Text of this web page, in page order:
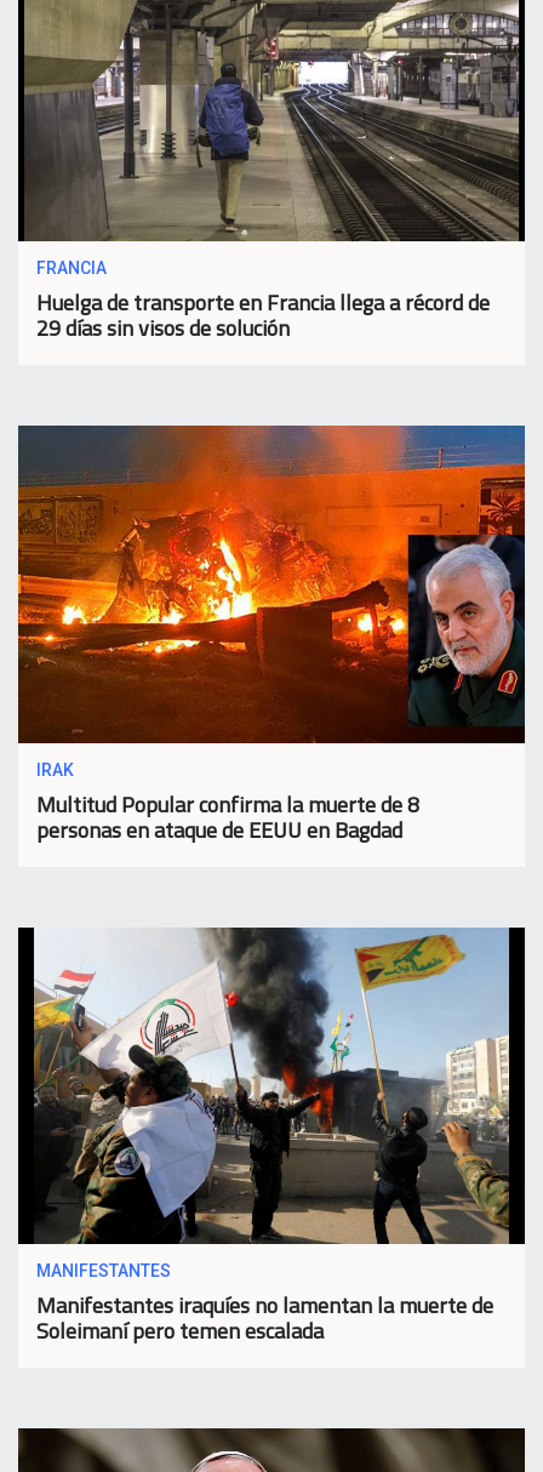
FRANCIA
Huelga de transporte en Francia llega a récord de
29 días sin visos de solución
IRAK
Multitud Popular confirma la muerte de 8
personas en ataque de EEUU en Bagdad
MANIFESTANTES
Manifestantes iraquíes no lamentan la muerte de
Soleimaní pero temen escalada